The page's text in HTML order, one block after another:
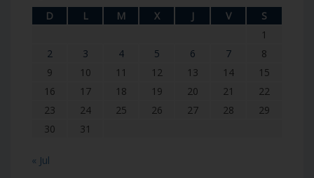
D L M X J V
S
1
2
3 4 5 6 7
8
9
10 11 12 13 14
15
16
17 18 19 20 21
22
23
24 25 26 27 28
29
30
31
« Jul